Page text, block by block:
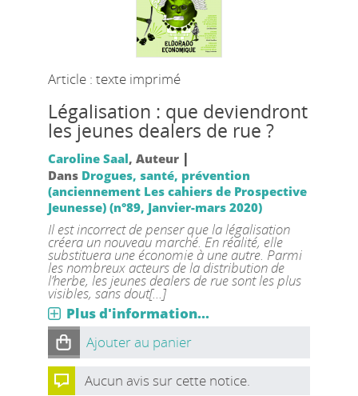
Article : texte imprimé
Légalisation : que deviendront
les jeunes dealers de rue ?
Caroline Saal, Auteur |
Dans Drogues, santé, prévention
(anciennement Les cahiers de Prospective
Jeunesse) (n°89, Janvier-mars 2020)
Il est incorrect de penser que la légalisation
créera un nouveau marché. En réalité, elle
substituera une économie à une autre. Parmi
les nombreux acteurs de la distribution de
l’herbe, les jeunes dealers de rue sont les plus
visibles, sans dout[...]
Plus d'information...
Ajouter au panier
Aucun avis sur cette notice.